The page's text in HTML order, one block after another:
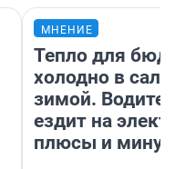
МНЕНИЕ
Тепло для
холодно в
зимой.
ездит на
плюсы и